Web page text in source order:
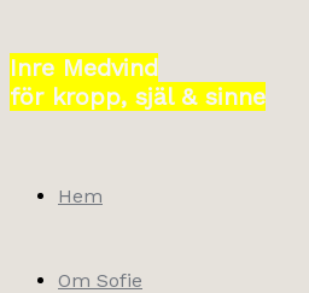
till
innehåll
Inre Medvind
för kropp, själ & sinne
Hem
Om Sofie